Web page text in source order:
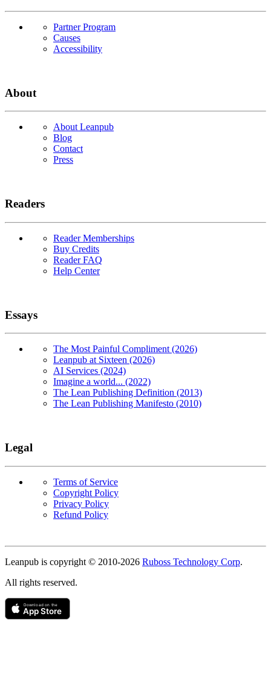
Partner Program
Causes
Accessibility
About
About Leanpub
Blog
Contact
Press
Readers
Reader Memberships
Buy Credits
Reader FAQ
Help Center
Essays
The Most Painful Compliment (2026)
Leanpub at Sixteen (2026)
AI Services (2024)
Imagine a world... (2022)
The Lean Publishing Definition (2013)
The Lean Publishing Manifesto (2010)
Legal
Terms of Service
Copyright Policy
Privacy Policy
Refund Policy
Copyright
Leanpub is copyright © 2010-2026 Ruboss Technology Corp.
All rights reserved.